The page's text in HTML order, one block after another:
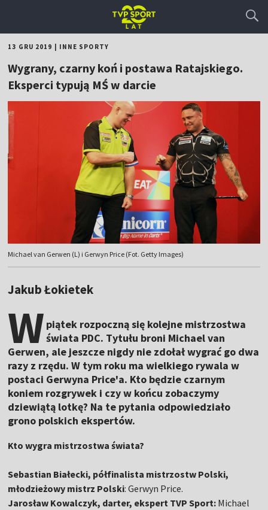
13 GRU 2019 INNE SPORTY
Wygrany, czarny koń i postawa Ratajskiego.
Eksperci typują MŚ w darcie
Michael van Gerwen (L) i Gerwyn Price (Fot. Getty Images)
Jakub Łokietek
W piątek rozpoczną się kolejne mistrzostwa
świata PDC. Tytułu broni Michael van
Gerwen, ale jeszcze nigdy nie zdołał wygrać go dwa
razy z rzędu. W tym roku ma wielkiego rywala w
postaci Gerwyna Price'a. Kto będzie czarnym
koniem rozgrywek i czy w końcu zobaczymy
dziewiątą lotkę? Na te pytania odpowiedziało
grono polskich ekspertów.
Kto wygra mistrzostwa świata?
Sebastian Białecki, półfinalista mistrzostw Polski,
młodzieżowy mistrz Polski: Gerwyn Price.
Jarosław Kowalczyk, darter, ekspert TVP Sport: Michael